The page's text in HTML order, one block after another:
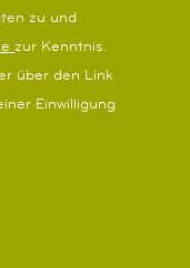
zu und
zur Kenntnis.
über den Link
Einwilligung